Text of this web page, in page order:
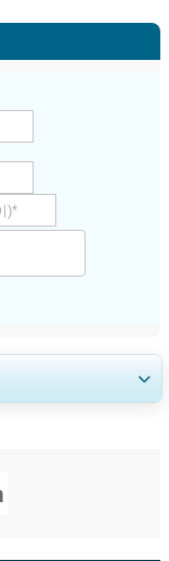
, 경쟁 벤치마킹, 및 최